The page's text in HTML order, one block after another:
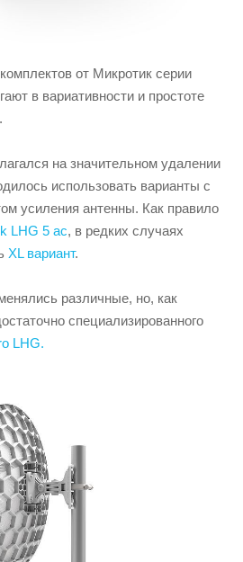
от Микротик серии
в вариативности и простоте
на значительном удалении
использовать варианты с
усиления антенны. Как правило
LHG 5 ac, в редких случаях
XL вариант.
различные, но, как
специализированного
LHG.